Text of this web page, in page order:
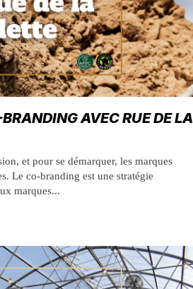
AVEC RUE DE LA
et pour se démarquer, les marques
Le co-branding est une stratégie
marques...